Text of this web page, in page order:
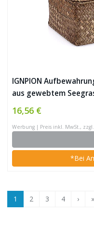
IGNPION
aus gewebtem
Badezimmer,
Korb, Mehrzweck-
16,56 €
Werbung | Preis inkl. MwSt.,
*Bei
1 2 3 4 › »